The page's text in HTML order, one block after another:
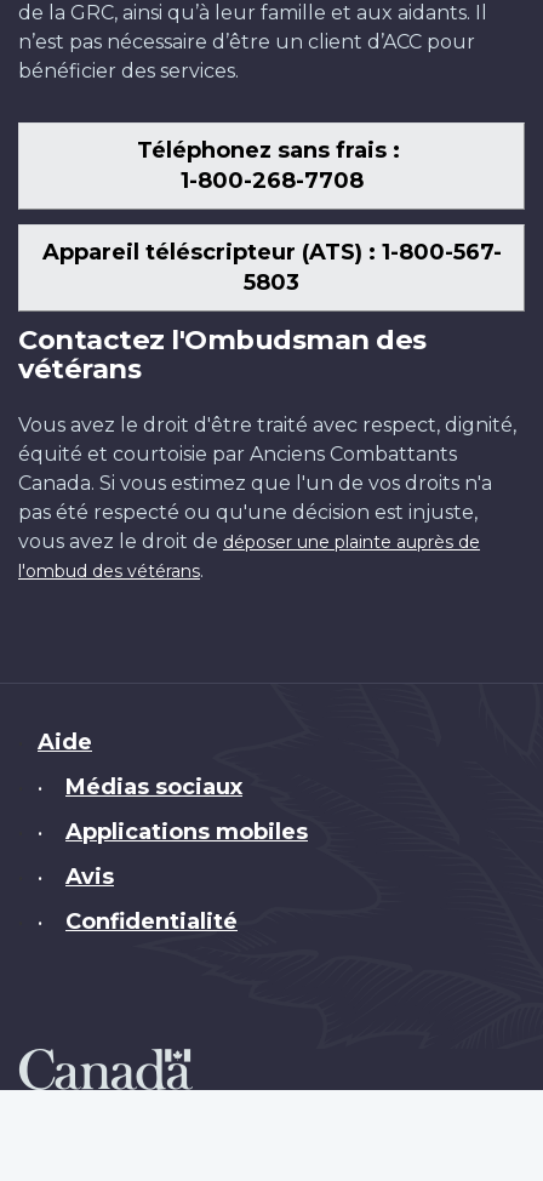
de la GRC, ainsi qu’à leur famille et aux aidants. Il
n’est pas nécessaire d’être un client d’ACC pour
bénéficier des services.
Téléphonez sans frais :
1-800-268-7708
Appareil téléscripteur (ATS) : 1-800-567-
5803
Contactez l'Ombudsman des
vétérans
Vous avez le droit d'être traité avec respect, dignité,
équité et courtoisie par Anciens Combattants
Canada. Si vous estimez que l'un de vos droits n'a
pas été respecté ou qu'une décision est injuste,
vous avez le droit de déposer une plainte auprès de
l'ombud des vétérans.
Brand
Aide
• Médias sociaux
• Applications mobiles
• Avis
• Confidentialité